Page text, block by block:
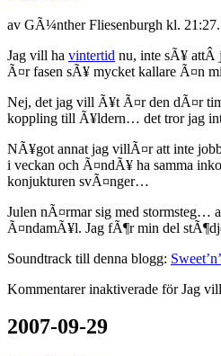
av GÃ¼nther Fliesenburgh kl.
Jag vill ha vintertid nu, inte sÃ¥ attÂ
Ã¤r fasen sÃ¥ mycket kallare Ã¤n
Nej, det jag vill Ã¥t Ã¤r den dÃ¤r
koppling till Ã¥ldern… det tror jag
NÃ¥got annat jag villÃ¤r att inte
i veckan och Ã¤ndÃ¥ ha samma
konjukturen svÃ¤nger…
Julen nÃ¤rmar sig med
Ã¤ndamÃ¥l. Jag fÃ¶r min del
Soundtrack till denna blogg:
Kommentarer inaktiverade för Jag
2007-09-29